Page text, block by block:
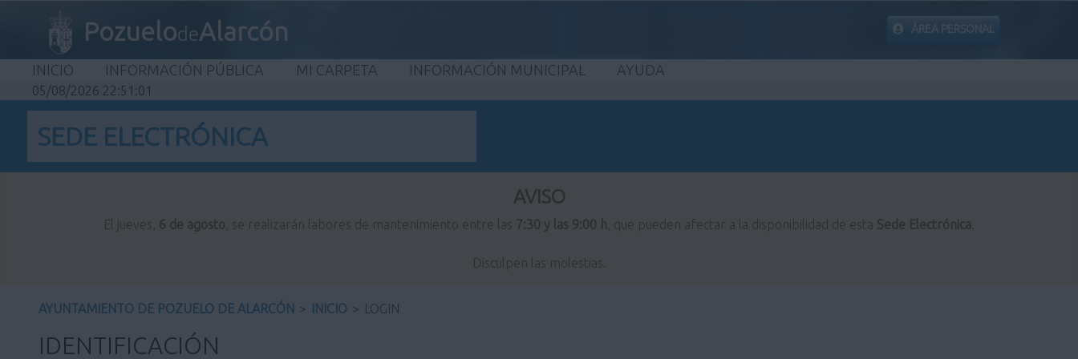
PozuelodeAlarcón ÁREA PERSONAL
INICIO INFORMACIÓN PÚBLICA MI CARPETA INFORMACIÓN MUNICIPAL AYUDA
05/08/2026 22:51:01
SEDE ELECTRÓNICA
AVISO
El jueves, 6 de agosto, se realizarán labores de mantenimiento entre las 7:30 y las 9:00 h, que pueden afectar a la disponibilidad de esta Sede Electrónica
Disculpen las molestias.
AYUNTAMIENTO DE POZUELO DE ALARCÓN > INICIO > LOGIN
IDENTIFICACIÓN